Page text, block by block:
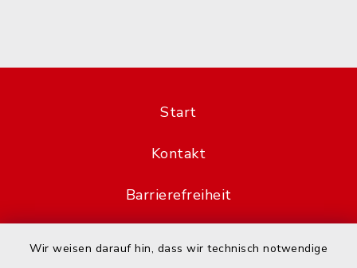
Wir weisen darauf hin, dass wir technisch notwendige
Start
Kontakt
Barrierefreiheit